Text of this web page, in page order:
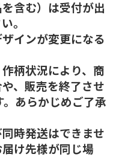
含む）は受付が出
。
インが変更になる
柄状況により、商
、販売を終了させ
あらかじめご了承
時発送はできませ
け先様が同じ場